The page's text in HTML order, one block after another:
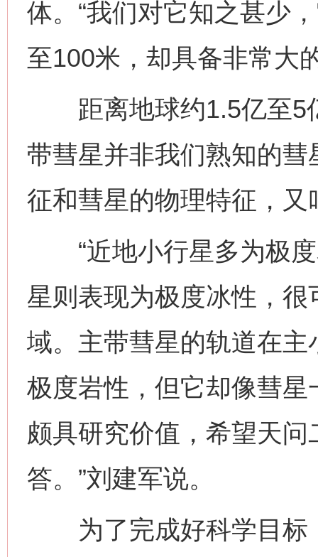
体。“我们对它知之甚少
至100米，却具备非常大
距离地球约1.5亿至5
带彗星并非我们熟知的
征和彗星的物理特征，又
“近地小行星多为极度
星则表现为极度冰性，
域。主带彗星的轨道在
极度岩性，但它却像彗
颇具研究价值，希望天
答。”刘建军说。
为了完成好科学目标